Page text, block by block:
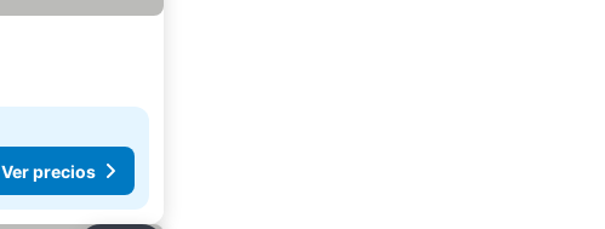
Ver precios